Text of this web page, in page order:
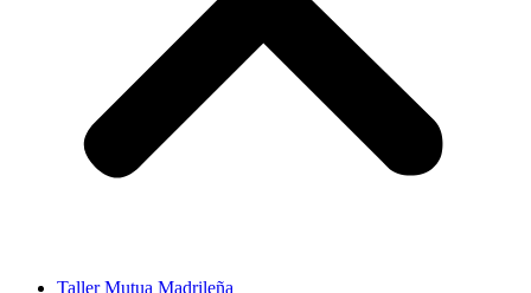
Taller Mutua Madrileña